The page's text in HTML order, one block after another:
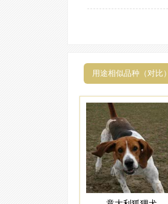
用途相似品种（对比）